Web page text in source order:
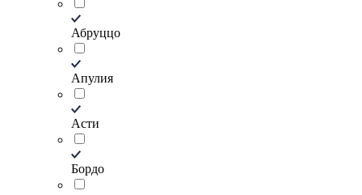
Абруццо
Апулия
Асти
Бордо